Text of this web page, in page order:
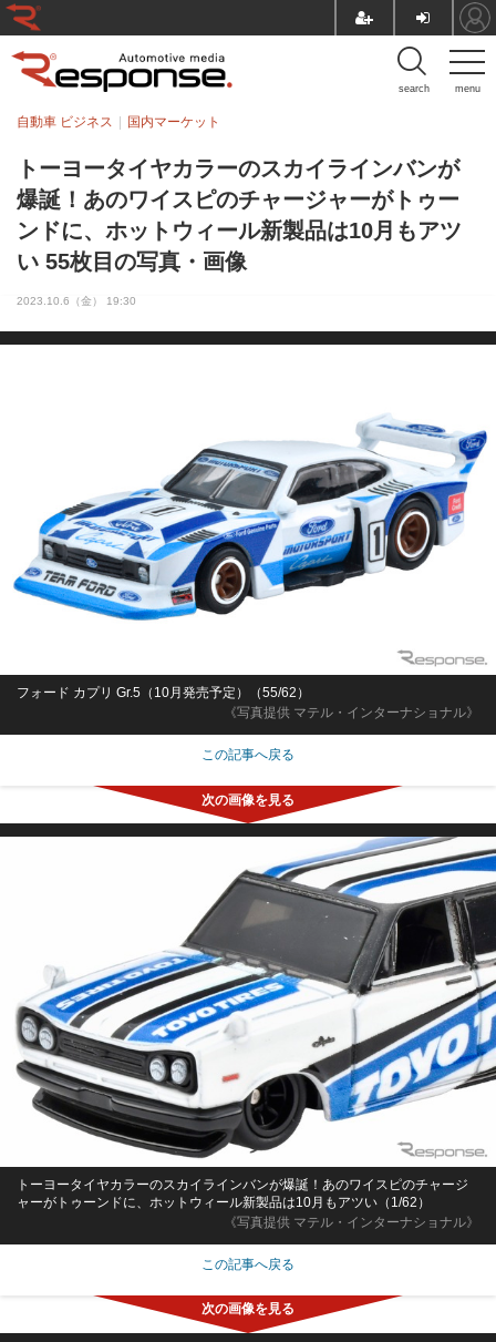
menu
search
トーヨータイヤカラーのスカイラインバンが
爆誕！あのワイスピのチャージャーがトゥー
ンドに、ホットウィール新製品は10月もアツ
い 55枚目の写真・画像
自動車 ビジネス 国内マーケット
2023.10.6（金） 19:30
《写真提供 マテル・インターナショナル》
フォード カプリ Gr.5（10月発売予定）（55/62）
この記事へ戻る
《写真提供 マテル・インターナショナル》
トーヨータイヤカラーのスカイラインバンが爆誕！あのワイスピのチャージ
ャーがトゥーンドに、ホットウィール新製品は10月もアツい（1/62）
この記事へ戻る